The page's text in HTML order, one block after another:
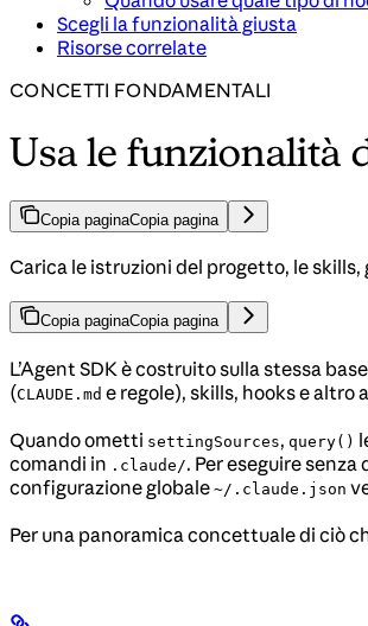
Scegli la funzionalità giusta
Risorse correlate
CONCETTI FONDAMENTALI
Usa le funzionalità
Copia paginaCopia pagina
Carica le istruzioni del progetto, le
Copia paginaCopia pagina
L’Agent SDK è costruito sulla stessa
(CLAUDE.md e regole), skills, hooks e altro
Quando ometti settingSources, query()
comandi in .claude/. Per eseguire senza
configurazione globale ~/.claude.json
Per una panoramica concettuale di ciò